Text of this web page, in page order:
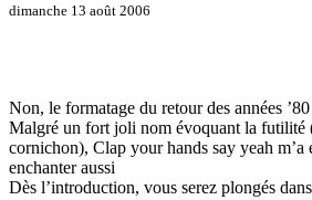
dimanche 13 août 2006
Non, le formatage du retour des années
Malgré un fort joli nom évoquant la futilité
cornichon), Clap your hands say yeah
enchanter aussi
Dès l’introduction, vous serez plongés